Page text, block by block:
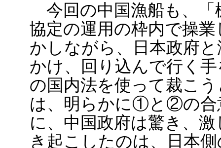
今回の中国漁船も、「
協定の運用の枠内で操
かしながら、日本政府
かけ、回り込んで行く
の国内法を使って裁こ
は、明らかに①と②の合
に、中国政府は驚き、
き起こしたのは、日本